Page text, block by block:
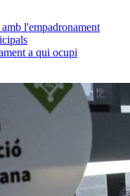
l'empadronament
a qui ocupi